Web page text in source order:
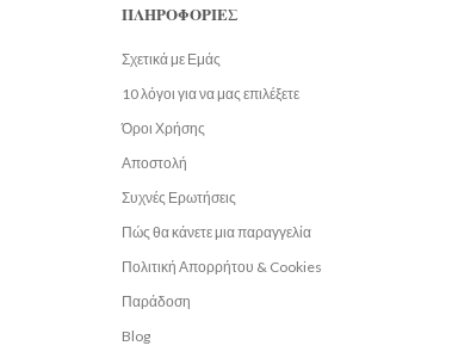
ΠΛΗΡΟΦΟΡΊΕΣ
Σχετικά με Εμάς
10 λόγοι για να μας επιλέξετε
Όροι Χρήσης
Αποστολή
Συχνές Ερωτήσεις
Πώς θα κάνετε μια παραγγελία
Πολιτική Απορρήτου & Cookies
Παράδοση
Blog